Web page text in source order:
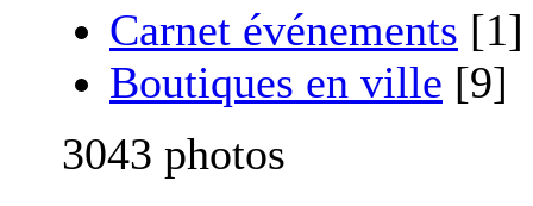
Carnet événements [1]
Boutiques en ville [9]
3043 photos